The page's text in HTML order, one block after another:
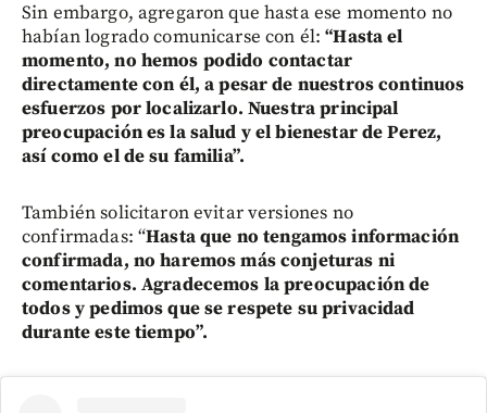
Sin embargo, agregaron que hasta ese momento no
habían logrado comunicarse con él:“Hasta el
momento, no hemos podido contactar
directamente con él, a pesar de nuestros continuos
esfuerzos por localizarlo. Nuestra principal
preocupación es la salud y el bienestar de Perez,
así como el de su familia”.
También solicitaron evitar versiones no
confirmadas: “Hasta que no tengamos información
confirmada, no haremos más conjeturas ni
comentarios. Agradecemos la preocupación de
todos y pedimos que se respete su privacidad
durante este tiempo”.